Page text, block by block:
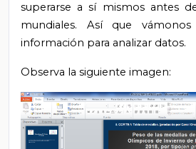
superarse a sí mismos antes
mundiales. Así que
información para analizar datos.
Observa la siguiente imagen: